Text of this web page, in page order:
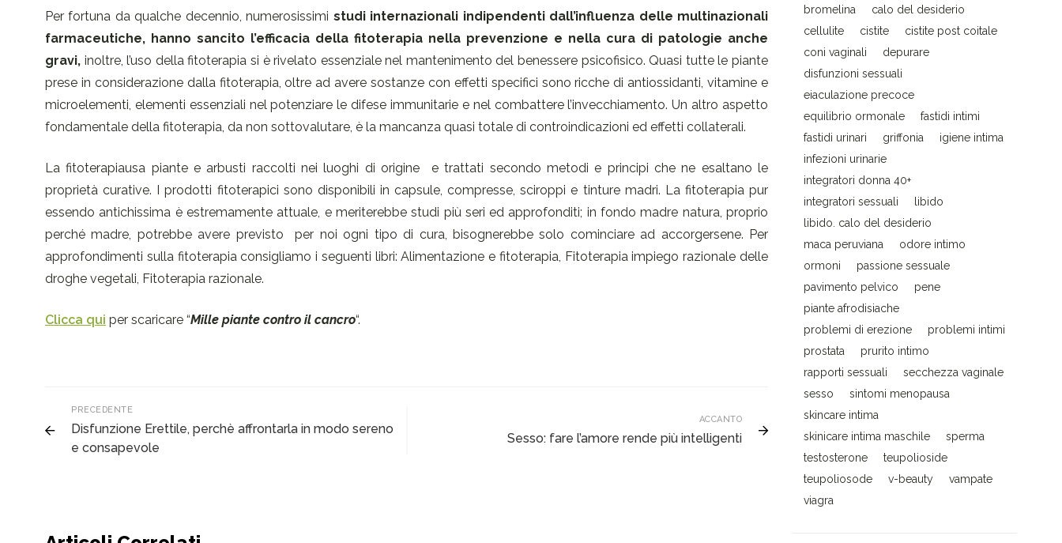
Per fortuna da qualche decennio, numerosissimi studi internazionali indipendenti dall’influenza delle multinazionali
farmaceutiche, hanno sancito l’efficacia della fitoterapia nella prevenzione e nella cura di patologie anche
gravi, inoltre, l’uso della fitoterapia si è rivelato essenziale nel mantenimento del benessere psicofisico. Quasi tutte le piante
prese in considerazione dalla fitoterapia, oltre ad avere sostanze con effetti specifici sono ricche di antiossidanti, vitamine e
microelementi, elementi essenziali nel potenziare le difese immunitarie e nel combattere l’invecchiamento. Un altro aspetto
fondamentale della fitoterapia, da non sottovalutare, è la mancanza quasi totale di controindicazioni ed effetti collaterali.
La fitoterapiausa piante e arbusti raccolti nei luoghi di origine e trattati secondo metodi e principi che ne esaltano le
proprietà curative. I prodotti fitoterapici sono disponibili in capsule, compresse, sciroppi e tinture madri. La fitoterapia pur
essendo antichissima è estremamente attuale, e meriterebbe studi più seri ed approfonditi; in fondo madre natura, proprio
perché madre, potrebbe avere previsto per noi ogni tipo di cura, bisognerebbe solo cominciare ad accorgersene. Per
approfondimenti sulla fitoterapia consigliamo i seguenti libri: Alimentazione e fitoterapia, Fitoterapia impiego razionale delle
droghe vegetali, Fitoterapia razionale.
Clicca qui per scaricare “Mille piante contro il cancro“.
PRECEDENTE
Disfunzione Erettile, perchè affrontarla in modo sereno
e consapevole
ACCANTO
Sesso: fare l’amore rende più intelligenti
bromelina
calo del desiderio
cellulite
cistite
cistite post coitale
coni vaginali
depurare
disfunzioni sessuali
eiaculazione precoce
equilibrio ormonale
fastidi intimi
fastidi urinari
griffonia
igiene intima
infezioni urinarie
integratori donna 40+
integratori sessuali
libido
libido. calo del desiderio
maca peruviana
odore intimo
ormoni
passione sessuale
pavimento pelvico
pene
piante afrodisiache
problemi di erezione
problemi intimi
prostata
prurito intimo
rapporti sessuali
secchezza vaginale
sesso
sintomi menopausa
skincare intima
skinicare intima maschile
sperma
testosterone
teupolioside
teupoliosode
v-beauty
vampate
viagra